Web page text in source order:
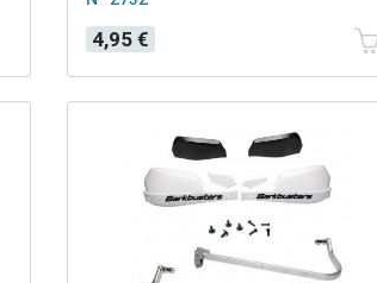
Precio
4,95 €